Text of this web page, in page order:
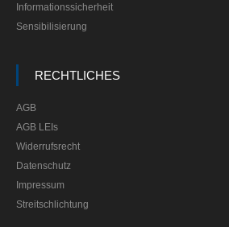
Informationssicherheit
Sensibilisierung
RECHTLICHES
AGB
AGB LEIs
Widerrufsrecht
Datenschutz
Impressum
Streitschlichtung